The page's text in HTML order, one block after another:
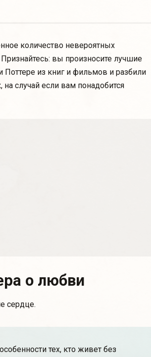
количество невероятных
вы произносите лучшие
из книг и фильмов и разбили
случай если вам понадобится
о любви
сердце.
тех, кто живет без